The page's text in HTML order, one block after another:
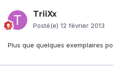
TriiXx
Posté(e) 12 février 2013
Plus que quelques exemplaires